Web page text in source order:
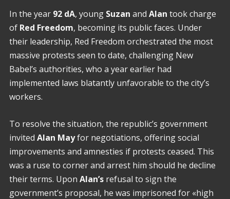
In the year 92 dA, young Suzan and Alan took charge
ofRed Freedom, becoming its public faces. Under
their leadership, Red Freedom orchestrated the most
massive protests seen to date, challenging New
Babel’s authorities, who a year earlier had
implemented laws blatantly unfavorable to the city’s
workers.
To resolve the situation, the republic’s government
invited Alan Mayfor negotiations, offering social
improvements and amnesties if protests ceased. This
was a ruse to corner and arrest him should he decline
their terms. Upon Alan’srefusal to sign the
government’s proposal, he was imprisoned for «high